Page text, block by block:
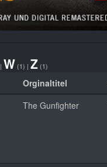
| W (1) | Z (1)
Orginaltitel
The Gunfighter